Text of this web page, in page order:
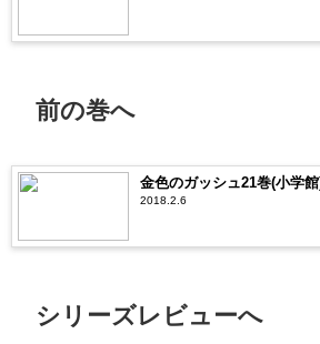
前の巻へ
金色のガッシュ21巻(小学
2018.2.6
シリーズレビューへ